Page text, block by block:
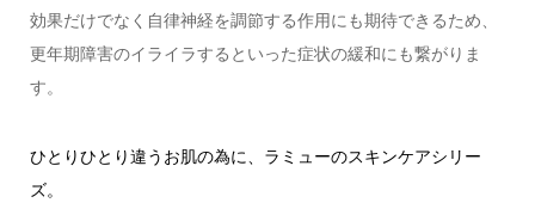
効果だけでなく自律神経を調節する作用にも期待できるため、
更年期障害のイライラするといった症状の緩和にも繋がりま
す。
ひとりひとり違うお肌の為に、ラミューのスキンケアシリー
ズ。